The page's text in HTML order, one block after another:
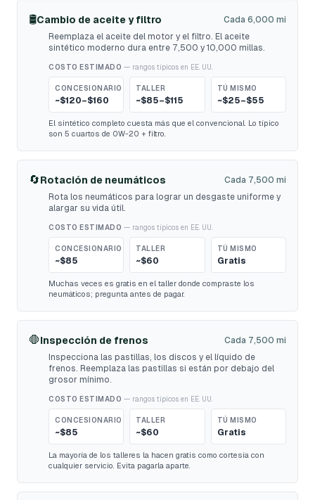
🛢️Cambio de aceite y filtro
Cada 6,000 mi
Reemplaza el aceite del motor y el filtro. El aceite
sintético moderno dura entre 7,500 y 10,000 millas.
COSTO ESTIMADO — rangos típicos en EE. UU.
CONCESIONARIO
~$120–$160
TALLER
~$85–$115
TÚ MISMO
~$25–$55
El sintético completo cuesta más que el convencional. Lo típico
son 5 cuartos de 0W-20 + filtro.
🔄Rotación de neumáticos
Cada 7,500 mi
Rota los neumáticos para lograr un desgaste uniforme y
alargar su vida útil.
COSTO ESTIMADO — rangos típicos en EE. UU.
CONCESIONARIO
~$85
TALLER
~$60
TÚ MISMO
Gratis
Muchas veces es gratis en el taller donde compraste los
neumáticos; pregunta antes de pagar.
🛑Inspección de frenos
Cada 7,500 mi
Inspecciona las pastillas, los discos y el líquido de
frenos. Reemplaza las pastillas si están por debajo del
grosor mínimo.
COSTO ESTIMADO — rangos típicos en EE. UU.
CONCESIONARIO
~$85
TALLER
~$60
TÚ MISMO
Gratis
La mayoría de los talleres la hacen gratis como cortesía con
cualquier servicio. Evita pagarla aparte.